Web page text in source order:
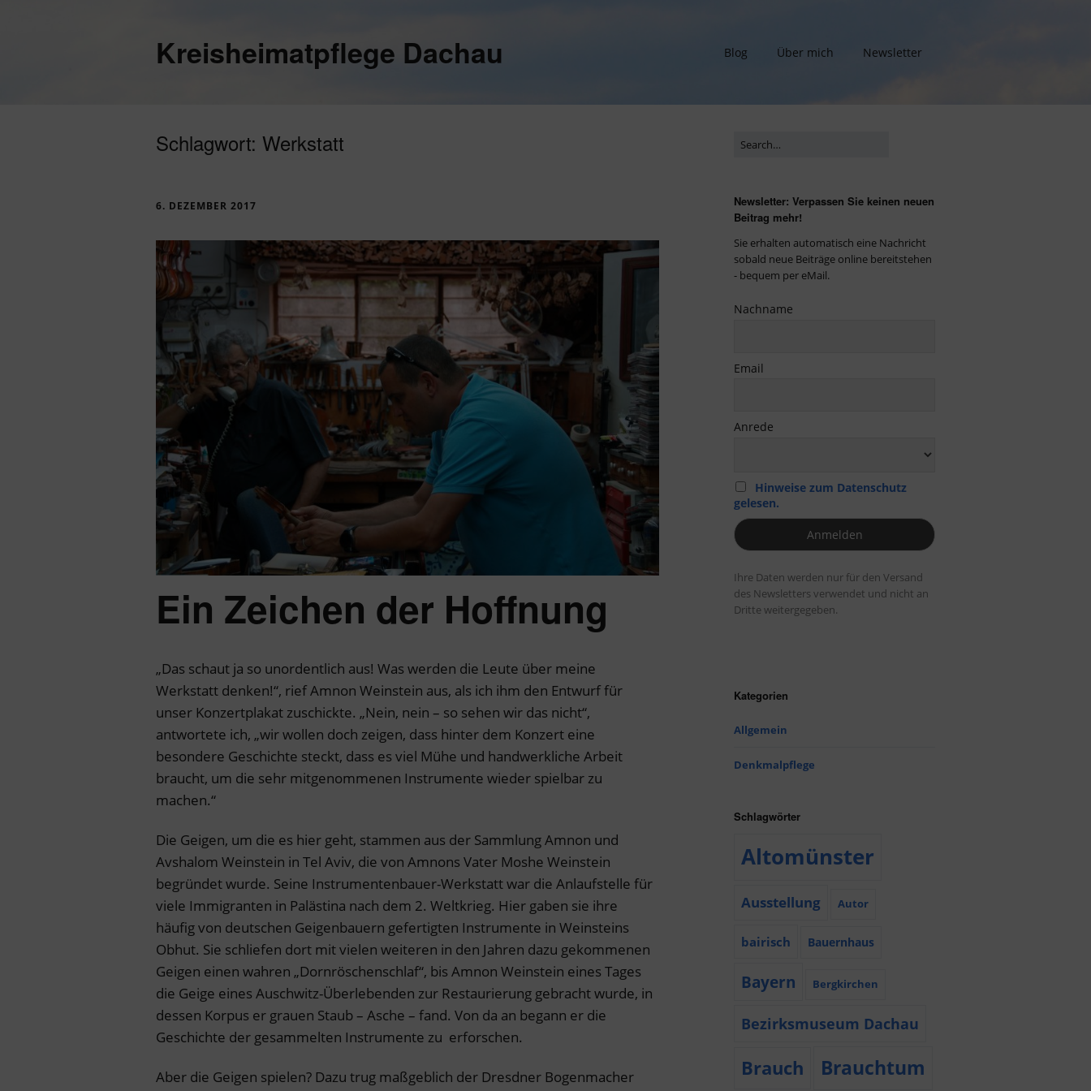
Kreisheimatpflege Dachau Blog Über mich Newsletter
Schlagwort: Werkstatt
6. DEZEMBER 2017
Ein Zeichen der Hoffnung
„Das schaut ja so unordentlich aus! Was werden die Leute über meine
Werkstatt denken!“, rief Amnon Weinstein aus, als ich ihm den Entwurf für
unser Konzertplakat zuschickte. „Nein, nein – so sehen wir das nicht“,
antwortete ich, „wir wollen doch zeigen, dass hinter dem Konzert eine
besondere Geschichte steckt, dass es viel Mühe und handwerkliche Arbeit
braucht, um die sehr mitgenommenen Instrumente wieder spielbar zu
machen.“
Die Geigen, um die es hier geht, stammen aus der Sammlung Amnon und
Avshalom Weinstein in Tel Aviv, die von Amnons Vater Moshe Weinstein
begründet wurde. Seine Instrumentenbauer-Werkstatt war die Anlaufstelle für
viele Immigranten in Palästina nach dem 2. Weltkrieg. Hier gaben sie ihre
häufig von deutschen Geigenbauern gefertigten Instrumente in Weinsteins
Obhut. Sie schliefen dort mit vielen weiteren in den Jahren dazu gekommenen
Geigen einen wahren „Dornröschenschlaf“, bis Amnon Weinstein eines Tages
die Geige eines Auschwitz-Überlebenden zur Restaurierung gebracht wurde, in
dessen Korpus er grauen Staub – Asche – fand. Von da an begann er die
Geschichte der gesammelten Instrumente zu erforschen.
Aber die Geigen spielen? Dazu trug maßgeblich der Dresdner Bogenmacher
Newsletter: Verpassen Sie keinen neuen
Beitrag mehr!
Sie erhalten automatisch eine Nachricht
sobald neue Beiträge online bereitstehen
- bequem per eMail.
Nachname
Email
Anrede
Hinweise zum Datenschutz
gelesen.
Ihre Daten werden nur für den Versand
des Newsletters verwendet und nicht an
Dritte weitergegeben.
Kategorien
Allgemein
Denkmalpflege
Schlagwörter
Altomünster
Ausstellung Autor
bairisch Bauernhaus
Bayern Bergkirchen
Bezirksmuseum Dachau
Brauch Brauchtum